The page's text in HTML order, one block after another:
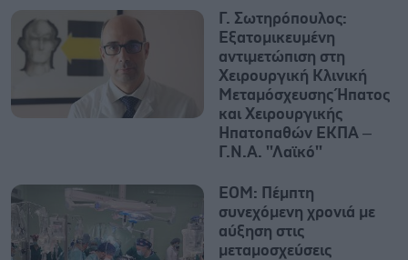
Γ. Σωτηρόπουλος:
Eξατομικευμένη
αντιμετώπιση στη
Χειρουργική Κλινική
Μεταμόσχευσης Ήπατος
και Χειρουργικής
Ηπατοπαθών ΕΚΠΑ –
Γ.Ν.Α. ''Λαϊκό''
ΕΟΜ: Πέμπτη
συνεχόμενη χρονιά με
αύξηση στις
μεταμοσχεύσεις